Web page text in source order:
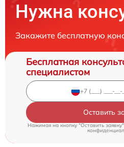
Нужна
Закажите бесплатную
Бесплатная
специалистом
Оставить
Нажимая на кнопку "Оставить